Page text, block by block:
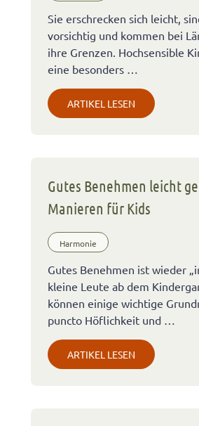
Sie erschrecken sich leicht,
vorsichtig und kommen bei
ihre Grenzen. Hochsensible
eine besonders …
ARTIKEL LESEN
Gutes Benehmen leicht
Manieren für Kids
Harmonie
Gutes Benehmen ist wieder
kleine Leute ab dem
können einige wichtige
puncto Höflichkeit und …
ARTIKEL LESEN